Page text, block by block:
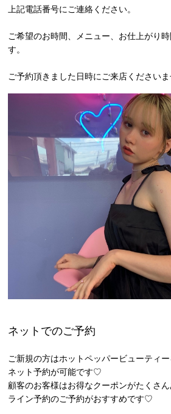
上記電話番号にご連絡ください。
ご希望のお時間、メニュー、お仕上がり
す。
ご予約頂きました日時にご来店くださいま
ネットでのご予約
ご新規の方はホットペッパービューティ
ネット予約が可能です♡
顧客のお客様はお得なクーポンがたくさ
ライン予約のご予約がおすすめです♡